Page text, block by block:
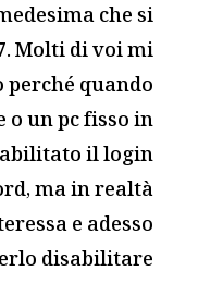
che si
Molti di voi mi
quando
un pc fisso in
abilitato il login
ma in realtà
e adesso
disabilitare.